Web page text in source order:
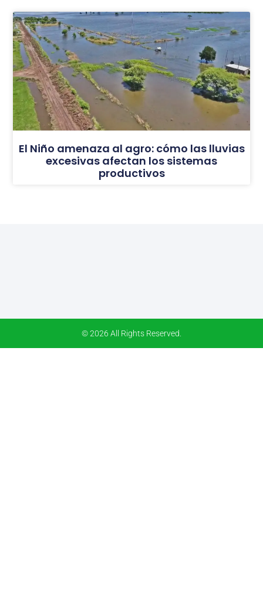
El Niño amenaza al agro: cómo las lluvias
excesivas afectan los sistemas
productivos
© 2026 All Rights Reserved.